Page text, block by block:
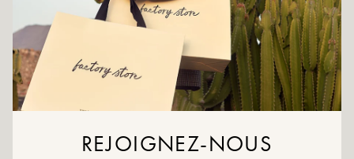
Gemaakt in Spanje
Maatadvies: Dit model valt normaal.
Onderhoudsinstructies: Wij adviseren om uw schoenen waterdicht te maken
met een speciaal product of een spray voor meerdere materialen. Dit werkt in
alle gevallen.
Als uw maat niet meer beschikbaar is, maak dan een melding.
REJOIGNEZ-NOUS